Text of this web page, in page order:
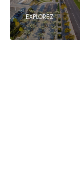
EXPLOREZ